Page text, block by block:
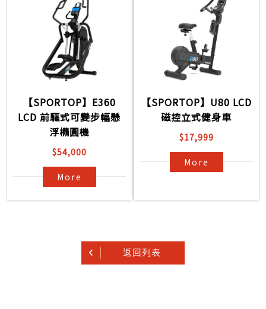
【SPORTOP】E360
LCD 前驅式可變步幅懸
浮橢圓機
$54,000
More
【SPORTOP】U80 LCD
磁控立式健身車
$17,999
More
返回列表